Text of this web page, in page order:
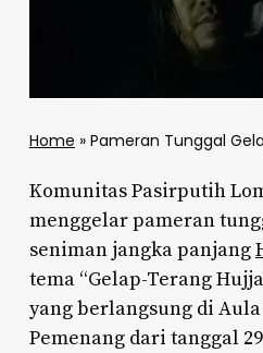
Home » Pameran Tunggal
Komunitas Pasirputih
menggelar pameran
seniman jangka panjang
tema “Gelap-Terang
yang berlangsung di
Pemenang dari tanggal